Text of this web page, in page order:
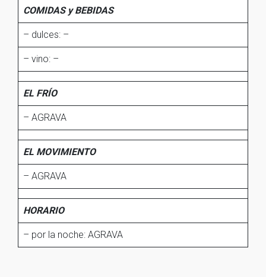
COMIDAS y BEBIDAS
– dulces: –
– vino: –
EL FRÍO
– AGRAVA
EL MOVIMIENTO
– AGRAVA
HORARIO
– por la noche: AGRAVA